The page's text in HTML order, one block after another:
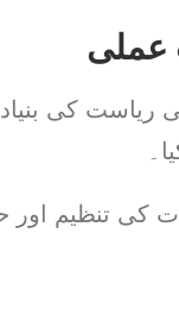
عملی
کی
کی تنظیم اور